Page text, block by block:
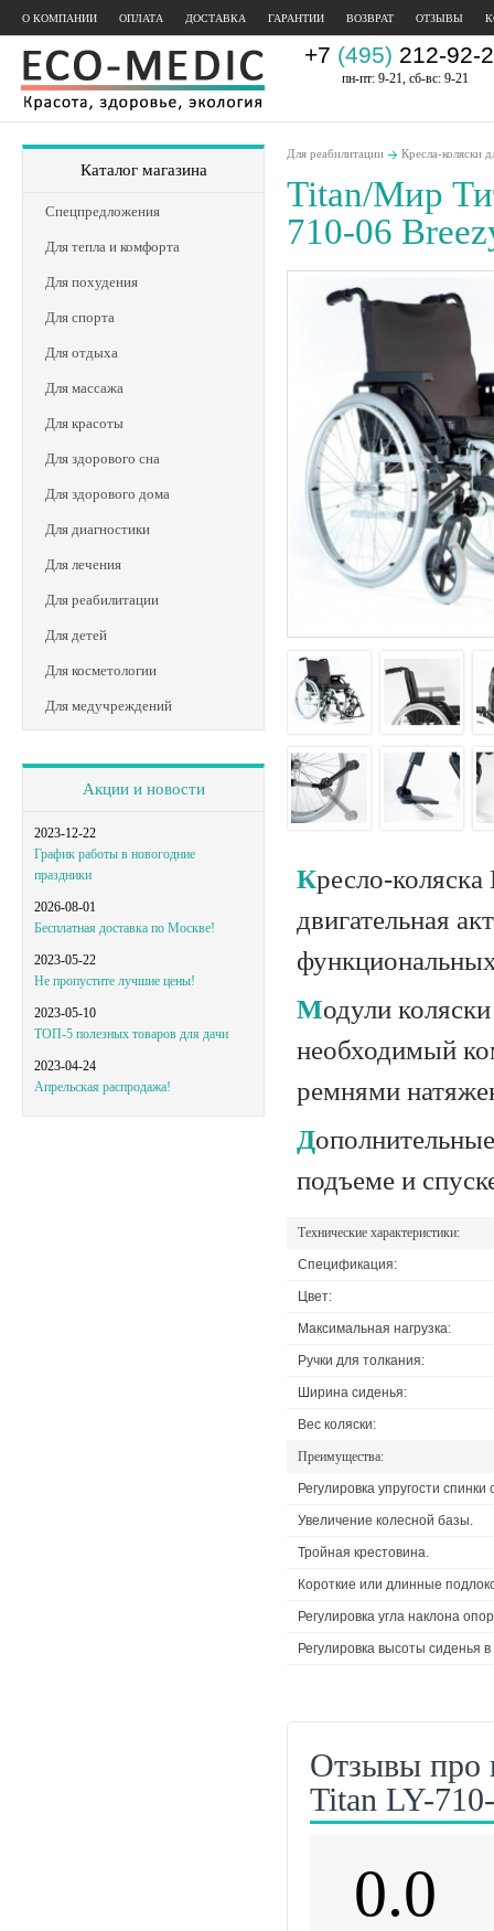
О КОМПАНИИ ОПЛАТА ДОСТАВКА ГАРАНТИИ ВОЗВРАТ ОТЗЫВЫ
+7 (495) 212-92-
пн-пт: 9-21, сб-вс: 9-21
Каталог магазина
Спецпредложения
Для тепла и комфорта
Для похудения
Для спорта
Для отдыха
Для массажа
Для красоты
Для здорового сна
Для здорового дома
Для диагностики
Для лечения
Для реабилитации
Для детей
Для косметологии
Для медучреждений
Акции и новости
2023-12-22
График работы в новогодние
праздники
2026-08-01
Бесплатная доставка по Москве!
2023-05-22
Не пропустите лучшие цены!
2023-05-10
ТОП-5 полезных товаров для дачи
2023-04-24
Апрельская распродажа!
Для реабилитации Кресла-коляски
Titan/Мир
710-06
Кресло-коляска Breezy BasiX используется для передвижения людей, чья
двигательная
Модули коляски подстраиваются под нужды пользователя, обеспечивают
необходимый
ремнями
Дополнительные ролики исключают опрокидывание устройства при
подъеме и
Технические характеристики:
Спецификация:
Цвет:
Максимальная нагрузка:
Ручки для толкания:
Ширина сиденья:
Вес коляски:
Преимущества:
Регулировка упругости
Увеличение колесной базы.
Тройная крестовина.
Короткие или длинные
Регулировка угла наклона
Регулировка высоты сиденья
Отзывы про
Titan LY-
0.0